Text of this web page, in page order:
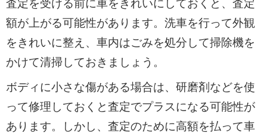
査定を受ける前に車をきれいにしておくと、査定
額が上がる可能性があります。洗車を行って外観
をきれいに整え、車内はごみを処分して掃除機を
かけて清掃しておきましょう。
ボディに小さな傷がある場合は、研磨剤などを使
って修理しておくと査定でプラスになる可能性が
あります。しかし、査定のために高額を払って車